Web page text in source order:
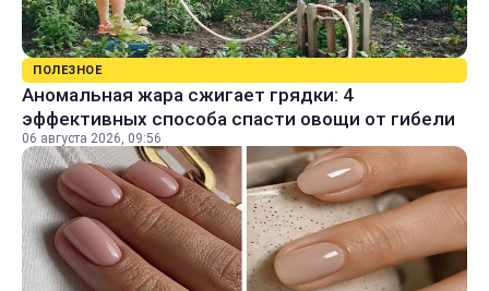
ПОЛЕЗНОЕ
Аномальная жара сжигает грядки: 4
эффективных способа спасти овощи от гибели
06 августа 2026, 09:56